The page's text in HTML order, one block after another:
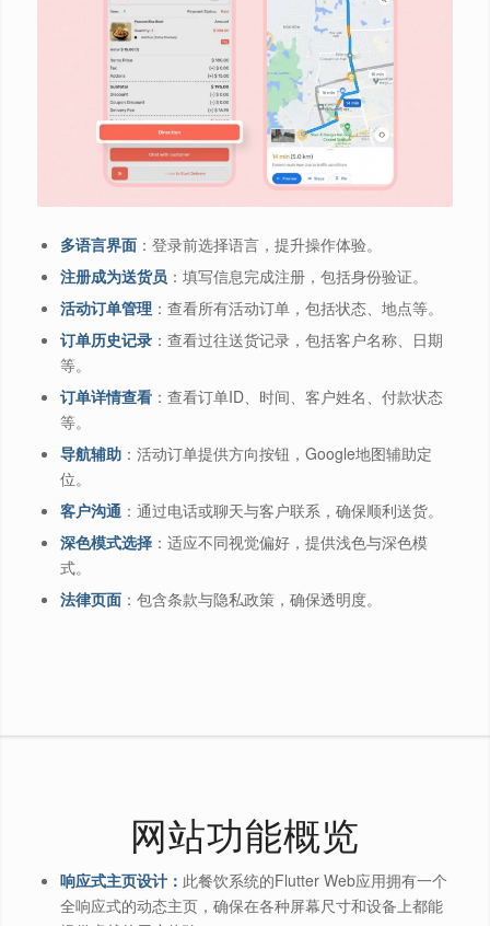
多语言界面：登录前选择语言，提升操作体验。
注册成为送货员 ：填写信息完成注册，包括身份验证。
活动订单管理：查看所有活动订单，包括状态、地点等。
订单历史记录：查看过往送货记录，包括客户名称、日期
等。
订单详情查看：查看订单ID、时间、客户姓名、付款状态
等。
导航辅助：活动订单提供方向按钮，Google地图辅助定
位。
客户沟通：通过电话或聊天与客户联系，确保顺利送货。
深色模式选择：适应不同视觉偏好，提供浅色与深色模
式。
法律页面：包含条款与隐私政策，确保透明度。
网站功能概览
响应式主页设计： 此餐饮系统的Flutter Web应用拥有一个
全响应式的动态主页，确保在各种屏幕尺寸和设备上都能